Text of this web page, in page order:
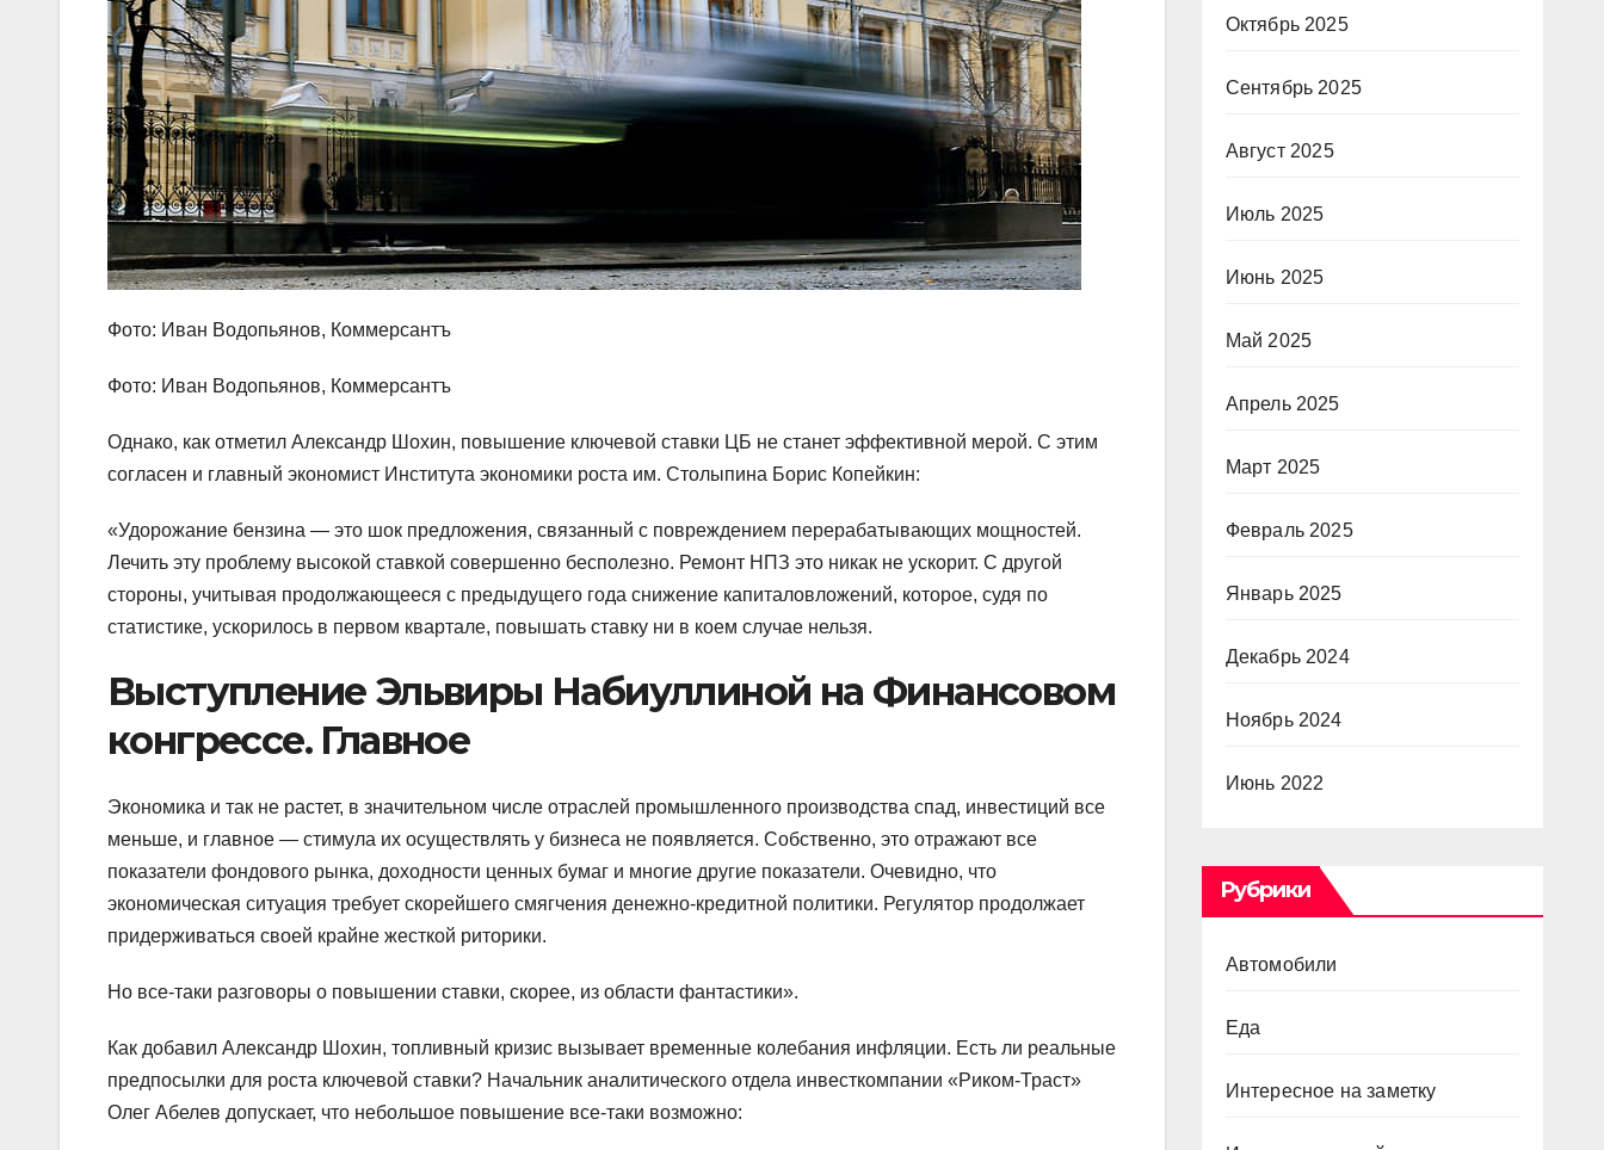
Фото: Иван Водопьянов, Коммерсантъ
Фото: Иван Водопьянов, Коммерсантъ
Однако, как отметил Александр Шохин, повышение ключевой ставки ЦБ не станет эффективной мерой. С этим
согласен и главный экономист Института экономики роста им. Столыпина Борис Копейкин:
«Удорожание бензина — это шок предложения, связанный с повреждением перерабатывающих мощностей.
Лечить эту проблему высокой ставкой совершенно бесполезно. Ремонт НПЗ это никак не ускорит. С другой
стороны, учитывая продолжающееся с предыдущего года снижение капиталовложений, которое, судя по
статистике, ускорилось в первом квартале, повышать ставку ни в коем случае нельзя.
Выступление Эльвиры Набиуллиной на Финансовом
конгрессе. Главное
Экономика и так не растет, в значительном числе отраслей промышленного производства спад, инвестиций все
меньше, и главное — стимула их осуществлять у бизнеса не появляется. Собственно, это отражают все
показатели фондового рынка, доходности ценных бумаг и многие другие показатели. Очевидно, что
экономическая ситуация требует скорейшего смягчения денежно-кредитной политики. Регулятор продолжает
придерживаться своей крайне жесткой риторики.
Но все-таки разговоры о повышении ставки, скорее, из области фантастики».
Как добавил Александр Шохин, топливный кризис вызывает временные колебания инфляции. Есть ли реальные
предпосылки для роста ключевой ставки? Начальник аналитического отдела инвесткомпании «Риком-Траст»
Олег Абелев допускает, что небольшое повышение все-таки возможно:
Октябрь 2025
Сентябрь 2025
Август 2025
Июль 2025
Июнь 2025
Май 2025
Апрель 2025
Март 2025
Февраль 2025
Январь 2025
Декабрь 2024
Ноябрь 2024
Июнь 2022
Рубрики
Автомобили
Еда
Интересное на заметку